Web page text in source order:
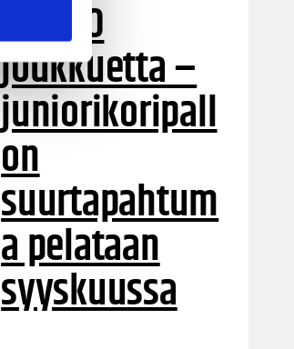
yli 200
joukkuetta –
juniorikoripall
on
suurtapahtum
a pelataan
syyskuussa